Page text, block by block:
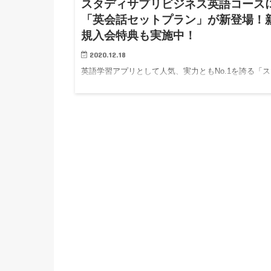
スタディサプリビジネス英語コース
「英会話セットプラン」が新登場！
規入会特典も実施中！
2020.12.18
英語学習アプリとして人気、実力ともNo.1を誇る「ス